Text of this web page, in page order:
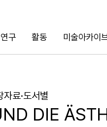
연구 활동 미술아카이
자료·도서별
DIE